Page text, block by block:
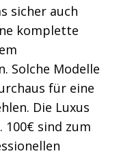
sicher auch
komplette
Solche Modelle
für eine
Die Luxus
100€ sind zum